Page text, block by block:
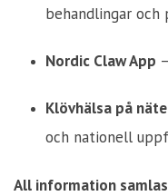
behandlingar och
Nordic Claw App
Klövhälsa på
och nationell
All information